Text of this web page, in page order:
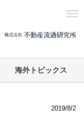
海外トピックス
2019/8/2